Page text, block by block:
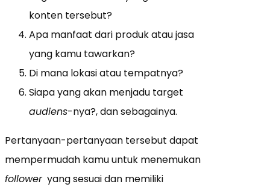
konten tersebut?
Apa manfaat dari produk atau jasa
yang kamu tawarkan?
Di mana lokasi atau tempatnya?
Siapa yang akan menjadu target
audiens-nya?, dan sebagainya.
Pertanyaan-pertanyaan tersebut dapat
mempermudah kamu untuk menemukan
followeryang sesuai dan memiliki